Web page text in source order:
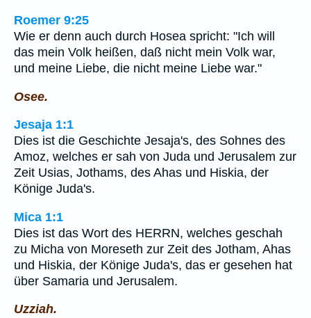
Roemer 9:25
Wie er denn auch durch Hosea spricht: "Ich will
das mein Volk heißen, daß nicht mein Volk war,
und meine Liebe, die nicht meine Liebe war."
Osee.
Jesaja 1:1
Dies ist die Geschichte Jesaja's, des Sohnes des
Amoz, welches er sah von Juda und Jerusalem zur
Zeit Usias, Jothams, des Ahas und Hiskia, der
Könige Juda's.
Mica 1:1
Dies ist das Wort des HERRN, welches geschah
zu Micha von Moreseth zur Zeit des Jotham, Ahas
und Hiskia, der Könige Juda's, das er gesehen hat
über Samaria und Jerusalem.
Uzziah.